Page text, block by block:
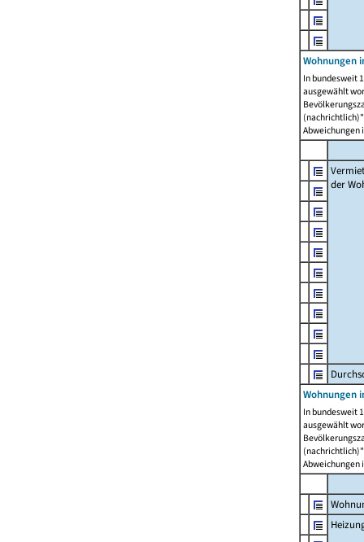
Wohnungen
In bundesweit
ausgewählt
Abweichungen
der
Wohnungen
In bundesweit
ausgewählt
Abweichungen